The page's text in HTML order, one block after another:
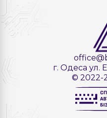
г. Одеса ул.
© 2022-